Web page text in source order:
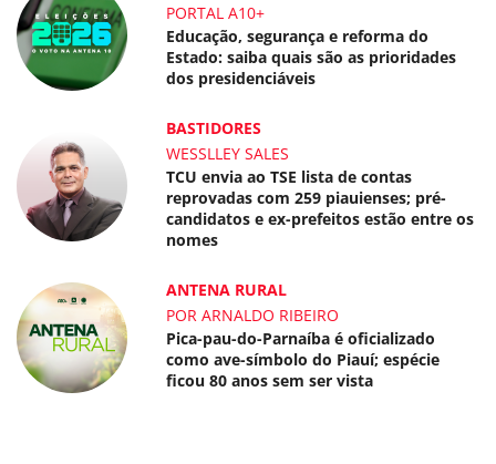
PORTAL A10+
Educação, segurança e reforma do
Estado: saiba quais são as prioridades
dos presidenciáveis
BASTIDORES
WESSLLEY SALES
TCU envia ao TSE lista de contas
reprovadas com 259 piauienses; pré-
candidatos e ex-prefeitos estão entre os
nomes
ANTENA RURAL
POR ARNALDO RIBEIRO
Pica-pau-do-Parnaíba é oficializado
como ave-símbolo do Piauí; espécie
ficou 80 anos sem ser vista